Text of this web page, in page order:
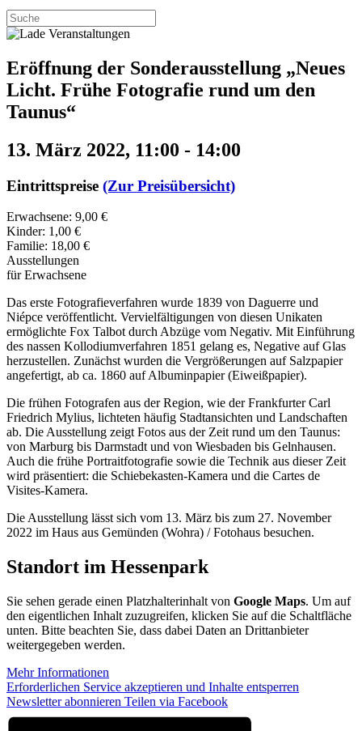
Eröffnung der Sonderausstellung „Neues
Licht. Frühe Fotografie rund um den
Taunus“
13. März 2022, 11:00 - 14:00
Eintrittspreise (Zur Preisübersicht)
Erwachsene: 9,00 €
Kinder: 1,00 €
Familie: 18,00 €
Ausstellungen
für Erwachsene
Das erste Fotografieverfahren wurde 1839 von Daguerre und
Niépce veröffentlicht. Vervielfältigungen von diesen Unikaten
ermöglichte Fox Talbot durch Abzüge vom Negativ. Mit Einführung
des nassen Kollodiumverfahren 1851 gelang es, Negative auf Glas
herzustellen. Zunächst wurden die Vergrößerungen auf Salzpapier
angefertigt, ab ca. 1860 auf Albuminpapier (Eiweißpapier).
Die frühen Fotografen aus der Region, wie der Frankfurter Carl
Friedrich Mylius, lichteten häufig Stadtansichten und Landschaften
ab. Die Ausstellung zeigt Fotos aus der Zeit rund um den Taunus:
von Marburg bis Darmstadt und von Wiesbaden bis Gelnhausen.
Auch die frühe Portraitfotografie sowie die Technik aus dieser Zeit
wird präsentiert: die Schiebekasten-Kamera und die Cartes de
Visites-Kamera.
Die Ausstellung lässt sich vom 13. März bis zum 27. November
2022 im Haus aus Gemünden (Wohra) / Fotohaus besuchen.
Standort im Hessenpark
Sie sehen gerade einen Platzhalterinhalt von Google Maps. Um auf
den eigentlichen Inhalt zuzugreifen, klicken Sie auf die Schaltfläche
unten. Bitte beachten Sie, dass dabei Daten an Drittanbieter
weitergegeben werden.
Mehr Informationen
Erforderlichen Service akzeptieren und Inhalte entsperren
Newsletter abonnieren Teilen via Facebook